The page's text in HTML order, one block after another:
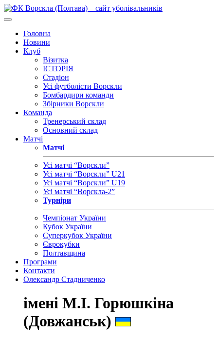
Головна
Новини
Клуб
Візитка
ІСТОРІЯ
Стадіон
Усі футболісти Ворскли
Бомбардири команди
Збірники Ворскли
Команда
Тренерський склад
Основний склад
Матчі
Матчі
Усі матчі “Ворскли”
Усі матчі “Ворскли” U21
Усі матчі “Ворскли” U19
Усі матчі “Ворскла-2”
Турніри
Чемпіонат України
Кубок України
Суперкубок України
Єврокубки
Полтавщина
Програми
Контакти
Олександр Стадниченко
імені М.І. Горюшкіна
(Довжанськ)